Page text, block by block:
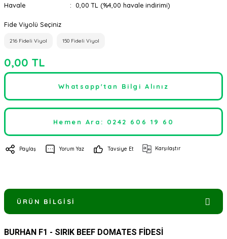
Havale
0,00 TL (%4,00 havale indirimi)
Fide Viyolü Seçiniz
216 Fideli Viyol 150 Fideli Viyol
0,00 TL
Whatsapp'tan Bilgi Alınız
Hemen Ara: 0242 606 19 60
Paylaş Yorum Yaz Tavsiye Et Karşılaştır
ÜRÜN BILGISI
BURHAN F1 - SIRIK BEEF DOMATES FİDESİ